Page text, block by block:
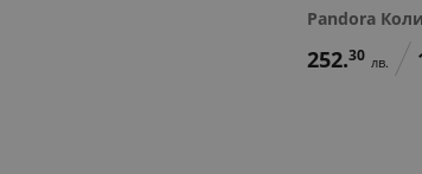
Pandora
252.30 лв.